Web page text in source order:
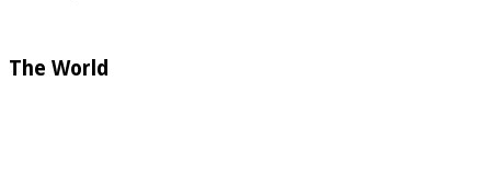
The World